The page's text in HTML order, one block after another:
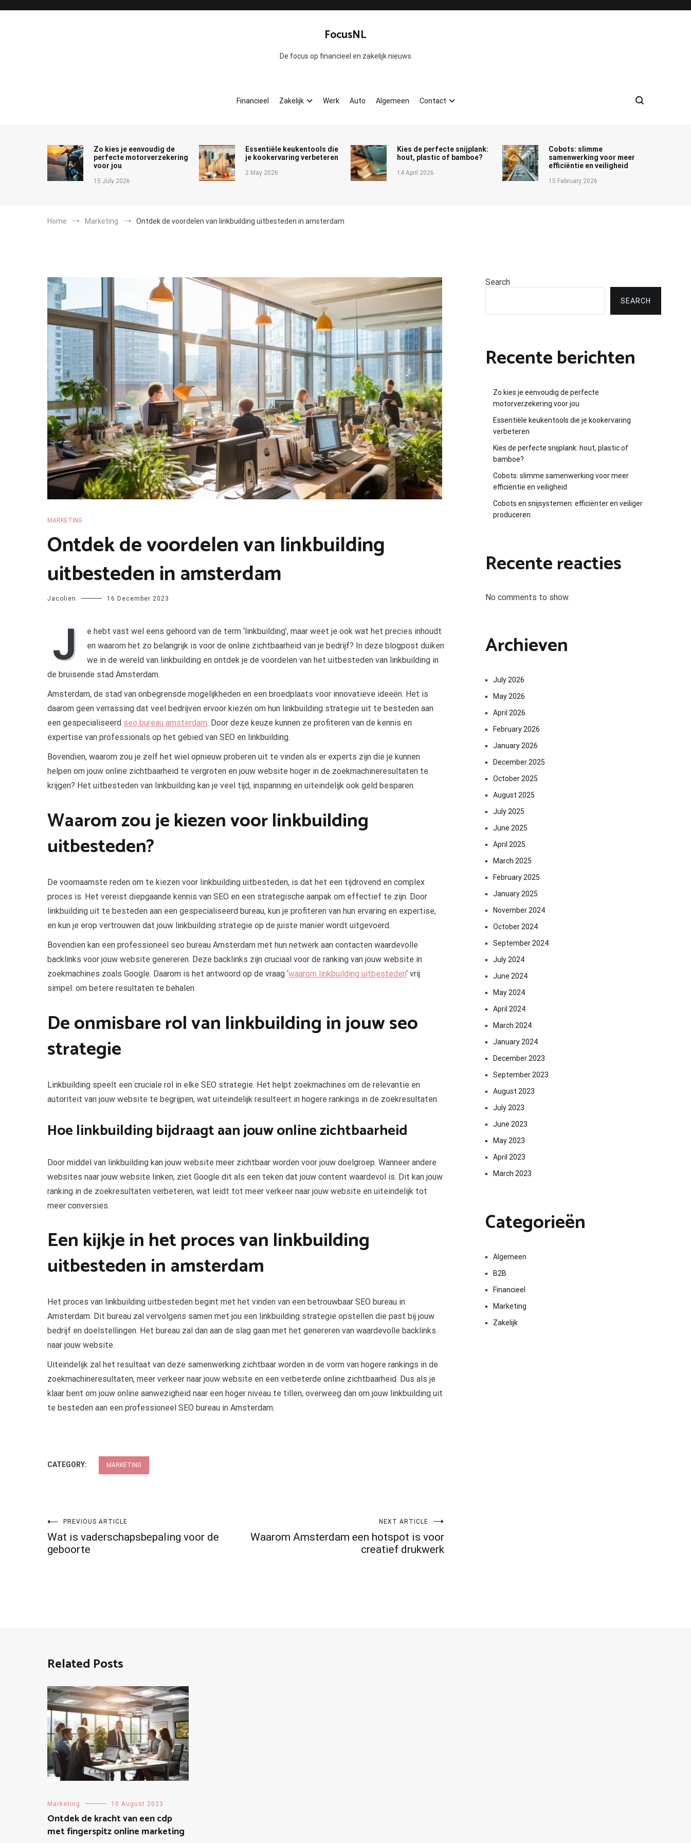
FocusNL
De focus op financieel en zakelijk nieuws
Financieel Zakelijk Werk Auto Algemeen Contact
Zo kies je eenvoudig de
perfecte motorverzekering
voor jou
15 July 2026
Essentiële keukentools die
je kookervaring verbeteren
2 May 2026
Kies de perfecte snijplank:
hout, plastic of bamboe?
14 April 2026
Cobots: slimme
samenwerking voor meer
efficiëntie en veiligheid
15 February 2026
Home Marketing Ontdek de voordelen van linkbuilding uitbesteden in amsterdam
MARKETING
Ontdek de voordelen van linkbuilding
uitbesteden in amsterdam
Jacolien 16 December 2023
J
e hebt vast wel eens gehoord van de term ‘linkbuilding’, maar weet je ook wat het precies inhoudt
en waarom het zo belangrijk is voor de online zichtbaarheid van je bedrijf? In deze blogpost duiken
we in de wereld van linkbuilding en ontdek je de voordelen van het uitbesteden van linkbuilding in
de bruisende stad Amsterdam.
Amsterdam, de stad van onbegrensde mogelijkheden en een broedplaats voor innovatieve ideeën. Het is
daarom geen verrassing dat veel bedrijven ervoor kiezen om hun linkbuilding strategie uit te besteden aan
een gespecialiseerd seo bureau amsterdam. Door deze keuze kunnen ze profiteren van de kennis en
expertise van professionals op het gebied van SEO en linkbuilding.
Bovendien, waarom zou je zelf het wiel opnieuw proberen uit te vinden als er experts zijn die je kunnen
helpen om jouw online zichtbaarheid te vergroten en jouw website hoger in de zoekmachineresultaten te
krijgen? Het uitbesteden van linkbuilding kan je veel tijd, inspanning en uiteindelijk ook geld besparen.
Waarom zou je kiezen voor linkbuilding
uitbesteden?
De voornaamste reden om te kiezen voor linkbuilding uitbesteden, is dat het een tijdrovend en complex
proces is. Het vereist diepgaande kennis van SEO en een strategische aanpak om effectief te zijn. Door
linkbuilding uit te besteden aan een gespecialiseerd bureau, kun je profiteren van hun ervaring en expertise,
en kun je erop vertrouwen dat jouw linkbuilding strategie op de juiste manier wordt uitgevoerd.
Bovendien kan een professioneel seo bureau Amsterdam met hun netwerk aan contacten waardevolle
backlinks voor jouw website genereren. Deze backlinks zijn cruciaal voor de ranking van jouw website in
zoekmachines zoals Google. Daarom is het antwoord op de vraag ‘waarom linkbuilding uitbesteden‘ vrij
simpel: om betere resultaten te behalen.
De onmisbare rol van linkbuilding in jouw seo
strategie
Linkbuilding speelt een cruciale rol in elke SEO strategie. Het helpt zoekmachines om de relevantie en
autoriteit van jouw website te begrijpen, wat uiteindelijk resulteert in hogere rankings in de zoekresultaten.
Hoe linkbuilding bijdraagt aan jouw online zichtbaarheid
Door middel van linkbuilding kan jouw website meer zichtbaar worden voor jouw doelgroep. Wanneer andere
websites naar jouw website linken, ziet Google dit als een teken dat jouw content waardevol is. Dit kan jouw
ranking in de zoekresultaten verbeteren, wat leidt tot meer verkeer naar jouw website en uiteindelijk tot
meer conversies.
Een kijkje in het proces van linkbuilding
uitbesteden in amsterdam
Het proces van linkbuilding uitbesteden begint met het vinden van een betrouwbaar SEO bureau in
Amsterdam. Dit bureau zal vervolgens samen met jou een linkbuilding strategie opstellen die past bij jouw
bedrijf en doelstellingen. Het bureau zal dan aan de slag gaan met het genereren van waardevolle backlinks
naar jouw website.
Uiteindelijk zal het resultaat van deze samenwerking zichtbaar worden in de vorm van hogere rankings in de
zoekmachineresultaten, meer verkeer naar jouw website en een verbeterde online zichtbaarheid. Dus als je
klaar bent om jouw online aanwezigheid naar een hoger niveau te tillen, overweeg dan om jouw linkbuilding uit
te besteden aan een professioneel SEO bureau in Amsterdam.
CATEGORY: MARKETING
Post
navigation
PREVIOUS ARTICLE
Wat is vaderschapsbepaling voor de
geboorte
NEXT ARTICLE
Waarom Amsterdam een hotspot is voor
creatief drukwerk
Search
SEARCH
Recente berichten
Zo kies je eenvoudig de perfecte
motorverzekering voor jou
Essentiële keukentools die je kookervaring
verbeteren
Kies de perfecte snijplank: hout, plastic of
bamboe?
Cobots: slimme samenwerking voor meer
efficiëntie en veiligheid
Cobots en snijsystemen: efficiënter en veiliger
produceren
Recente reacties
No comments to show.
Archieven
July 2026
May 2026
April 2026
February 2026
January 2026
December 2025
October 2025
August 2025
July 2025
June 2025
April 2025
March 2025
February 2025
January 2025
November 2024
October 2024
September 2024
July 2024
June 2024
May 2024
April 2024
March 2024
January 2024
December 2023
September 2023
August 2023
July 2023
June 2023
May 2023
April 2023
March 2023
Categorieën
Algemeen
B2B
Financieel
Marketing
Zakelijk
Related Posts
Marketing 10 August 2023
Ontdek de kracht van een cdp
met fingerspitz online marketing